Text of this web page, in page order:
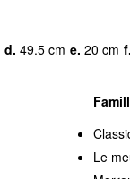
d. 49.5 cm e. 20 cm f.
Le